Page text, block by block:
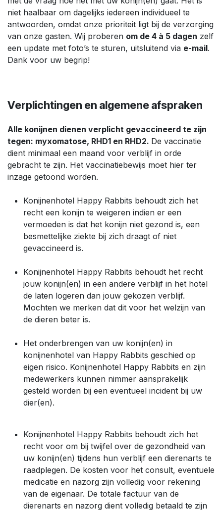
niet haalbaar om dagelijks iedereen individueel te
antwoorden, omdat onze prioriteit ligt bij de verzorging
van onze gasten. Wij proberen om de 4 à 5 dagen zelf
een update met foto’s te sturen, uitsluitend via e-mail.
Dank voor uw begrip!
Verplichtingen en algemene afspraken
Alle konijnen dienen verplicht gevaccineerd te zijn
tegen: myxomatose, RHD1 en RHD2. De vaccinatie
dient minimaal een maand voor verblijf in orde
gebracht te zijn. Het vaccinatiebewijs moet hier ter
inzage getoond worden.
Konijnenhotel Happy Rabbits behoudt zich het
recht een konijn te weigeren indien er een
vermoeden is dat het konijn niet gezond is, een
besmettelijke ziekte bij zich draagt of niet
gevaccineerd is.
Konijnenhotel Happy Rabbits behoudt het recht
jouw konijn(en) in een andere verblijf in het hotel
de laten logeren dan jouw gekozen verblijf.
Mochten we merken dat dit voor het welzijn van
de dieren beter is.
Het onderbrengen van uw konijn(en) in
konijnenhotel van Happy Rabbits geschied op
eigen risico. Konijnenhotel Happy Rabbits en zijn
medewerkers kunnen nimmer aansprakelijk
gesteld worden bij een eventueel incident bij uw
dier(en).
Konijnenhotel Happy Rabbits behoudt zich het
recht voor om bij twijfel over de gezondheid van
uw konijn(en) tijdens hun verblijf een dierenarts te
raadplegen. De kosten voor het consult, eventuele
medicatie en nazorg zijn volledig voor rekening
van de eigenaar. De totale factuur van de
dierenarts en nazorg dient volledig betaald te zijn